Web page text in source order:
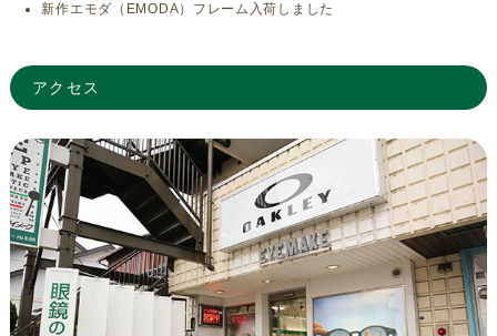
新作エモダ（EMODA）フレーム入荷しました
アクセス